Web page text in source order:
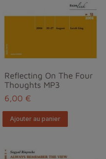
Reflecting On The Four
Thoughts MP3
6,00 €
Ajouter au panier